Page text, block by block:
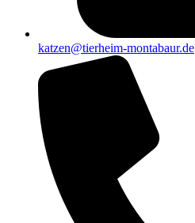
katzen@tierheim-montabaur.de